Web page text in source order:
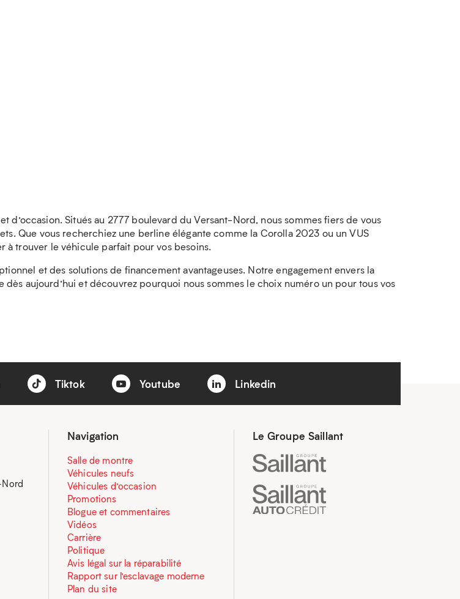
d’occasion. Situés au 2777 boulevard du Versant-Nord, nous sommes fiers de vous
Que vous recherchiez une berline élégante comme la Corolla 2023 ou un VUS
à trouver le véhicule parfait pour vos besoins.
et des solutions de financement avantageuses. Notre engagement envers la
aujourd’hui et découvrez pourquoi nous sommes le choix numéro un pour tous vos
Tiktok Youtube Linkedin
Navigation
Salle de montre
Véhicules neufs
Véhicules d’occasion
Promotions
Blogue et commentaires
Vidéos
Carrière
Politique
Avis légal sur la réparabilité
Rapport sur l’esclavage moderne
Plan du site
Le Groupe Saillant